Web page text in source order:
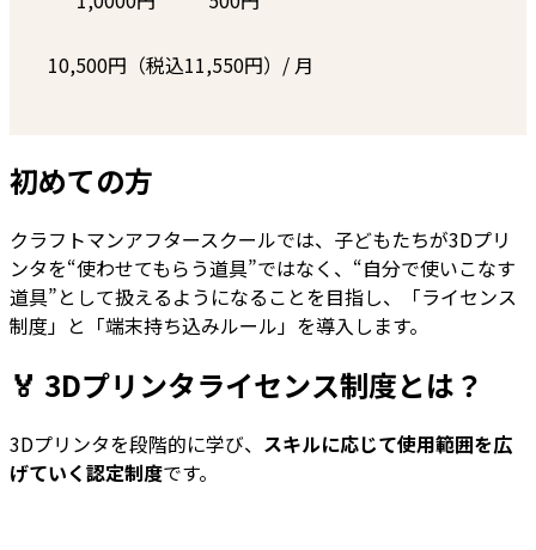
10,500円（税込11,550円）/ 月
初めての方
クラフトマンアフタースクールでは、子どもたちが3Dプリ
ンタを“使わせてもらう道具”ではなく、“自分で使いこなす
道具”として扱えるようになることを目指し、「ライセンス
制度」と「端末持ち込みルール」を導入します。
🏅 3Dプリンタライセンス制度とは？
3Dプリンタを段階的に学び、 スキルに応じて使用範囲を広
げていく認定制度です。